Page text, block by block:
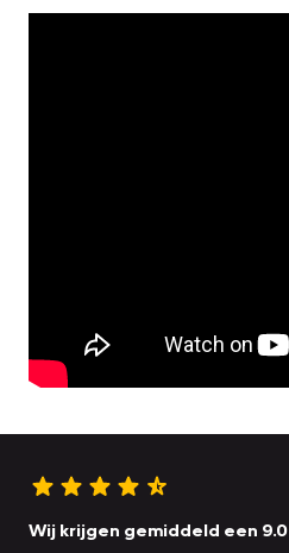
Wij krijgen gemiddeld een 9.0